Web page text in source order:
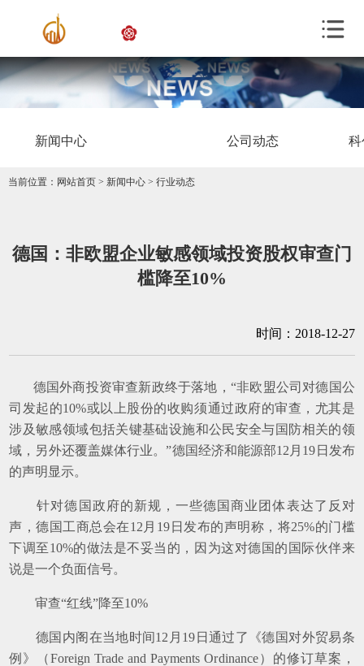
新闻中心 公司动态 科
当前位置： 网站首页 > 新闻中心 > 行业动态
德国：非欧盟企业敏感领域投资股权审查门
槛降至10%
时间：2018-12-27
德国外商投资审查新政终于落地，“非欧盟公司对德国公
司发起的10%或以上股份的收购须通过政府的审查，尤其是
涉及敏感领域包括关键基础设施和公民安全与国防相关的领
域，另外还覆盖媒体行业。”德国经济和能源部12月19日发布
的声明显示。
针对德国政府的新规，一些德国商业团体表达了反对
声，德国工商总会在12月19日发布的声明称，将25%的门槛
下调至10%的做法是不妥当的，因为这对德国的国际伙伴来
说是一个负面信号。
审查“红线”降至10%
德国内阁在当地时间12月19日通过了《德国对外贸易条
例》（Foreign Trade and Payments Ordinance）的修订草案，